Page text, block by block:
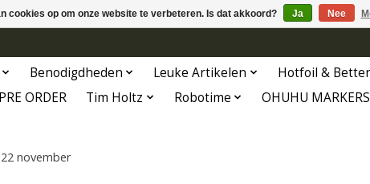
Benodigdheden Leuke Artikelen Hotfoil &
PRE ORDER Tim Holtz Robotime OHUHU MARKERS
november
cookies op om onze website te verbeteren. Is dat akkoord? Ja Nee